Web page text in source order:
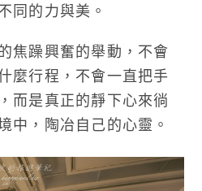
同的力與美。
焦躁興奮的舉動，不會
麼行程，不會一直把手
而是真正的靜下心來徜
中，陶冶自己的心靈。